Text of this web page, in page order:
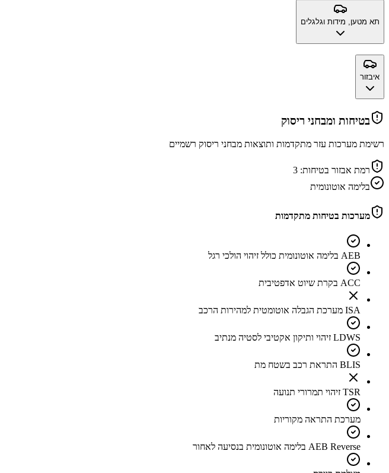
תא מטען, מידות וגלגלים
איבזור
בטיחות ומבחני ריסוק
רשימת מערכות עזר מתקדמות ותוצאות מבחני ריסוק רשמיים
רמת אבזור בטיחות: 3
בלימה אוטונומית
מערכות בטיחות מתקדמות
AEB בלימה אוטונומית כולל זיהוי הולכי רגל
ACC בקרת שיוט אדפטיבית
ISA מערכת הגבלה אוטומטית למהירות הרכב
LDWS זיהוי ותיקון אקטיבי לסטיה מנתיב
BLIS התראת רכב בשטח מת
TSR זיהוי תמרורי תנועה
מערכת התראה מקוריות
AEB Reverse בלימה אוטונומית בנסיעה לאחור